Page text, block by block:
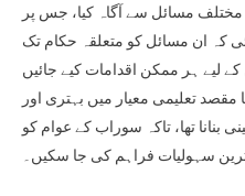
مسائل سے آگاہ کیا، جس پر
کہ ان مسائل کو متعلقہ حکام تک
کے لیے ہر ممکن اقدامات کیے جائیں
تعلیمی معیار میں بہتری اور
بنانا تھا، تاکہ سوراب کے عوام کو